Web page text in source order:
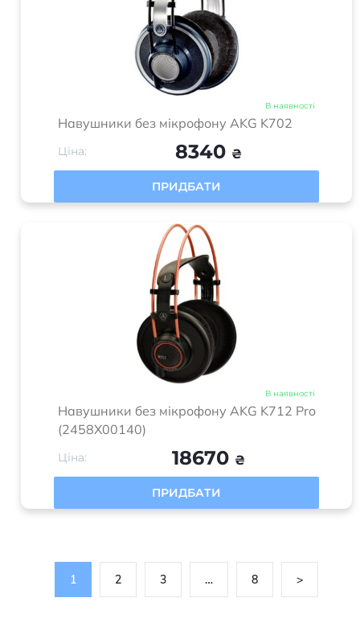
В наявності
Навушники без мікрофону AKG K702
Ціна: 8340 ₴
ПРИДБАТИ
В наявності
Навушники без мікрофону AKG K712 Pro
(2458X00140)
Ціна: 18670 ₴
ПРИДБАТИ
1 2 3 … 8 >